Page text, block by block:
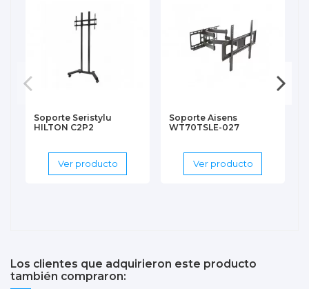
Soporte Seristylu
HILTON C2P2
Ver producto
Soporte Aisens
WT70TSLE-027
Ver producto
Los clientes que adquirieron este producto
también compraron: